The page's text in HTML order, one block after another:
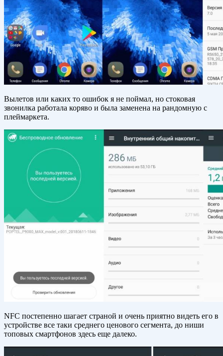
Вылетов или каких то ошибок я не поймал, но стоковая
звонилка работала коряво и была заменена на рандомную с
плеймаркета.
NFC постепенно шагает страной и очень приятно видеть его в
устройстве все таки среднего ценового сегмента, до ниши
топовых смартфонов здесь еще далеко.